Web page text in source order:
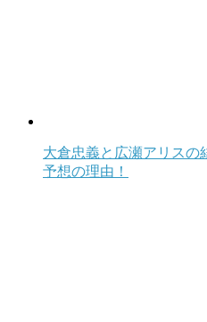
大倉忠義と広瀬アリスの
予想の理由！